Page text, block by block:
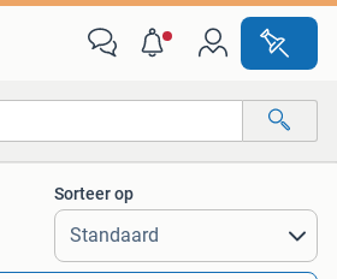
Alle afstanden…
Sorteer op